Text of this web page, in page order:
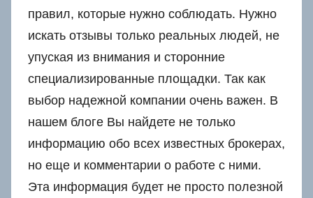
правил, которые нужно соблюдать. Нужно
искать отзывы только реальных людей, не
упуская из внимания и сторонние
специализированные площадки. Так как
выбор надежной компании очень важен. В
нашем блоге Вы найдете не только
информацию обо всех известных брокерах,
но еще и комментарии о работе с ними.
Эта информация будет не просто полезной